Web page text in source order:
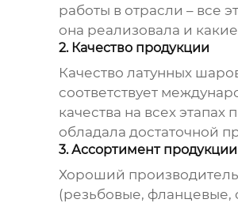
работы в отрасли – все
она реализовала и
2. Качество продукции
Качество латунных
соответствует
качества на всех
обладала достаточной
3. Ассортимент продукции
Хороший
(резьбовые, фланцевые,